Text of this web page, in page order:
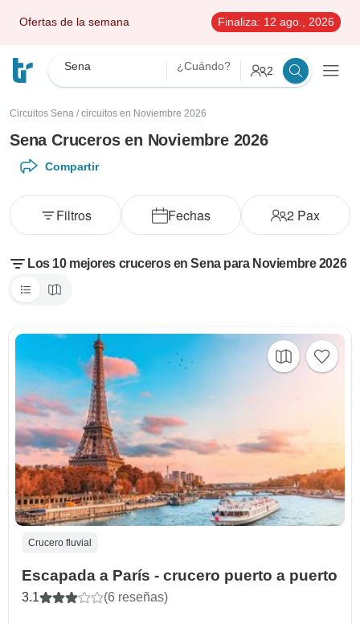
Ofertas de la semana Finaliza: 12 ago., 2026
Sena ¿Cuándo? 2
Circuitos Sena / circuitos en Noviembre 2026
Sena Cruceros en Noviembre 2026
Compartir
Fechas 2 Pax
Filtros
Los 10 mejores cruceros en Sena para Noviembre 2026
Crucero fluvial
Escapada a París - crucero puerto a puerto
3.1 (6 reseñas)